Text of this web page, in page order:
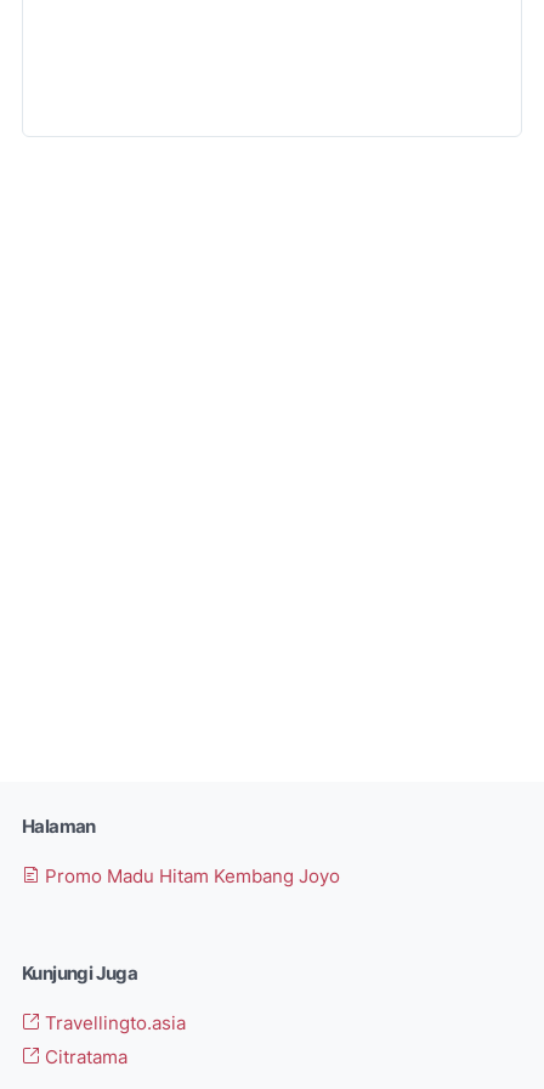
Halaman
Promo Madu Hitam Kembang Joyo
Kunjungi Juga
Travellingto.asia
Citratama